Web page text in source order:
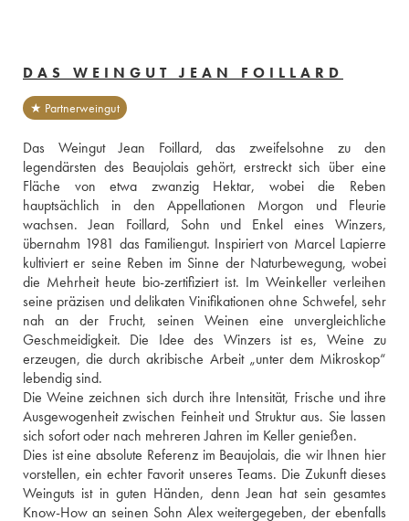
DAS WEINGUT JEAN FOILLARD
★ Partnerweingut
Das Weingut Jean Foillard, das zweifelsohne zu den
legendärsten des Beaujolais gehört, erstreckt sich über eine
Fläche von etwa zwanzig Hektar, wobei die Reben
hauptsächlich in den Appellationen Morgon und Fleurie
wachsen. Jean Foillard, Sohn und Enkel eines Winzers,
übernahm 1981 das Familiengut. Inspiriert von Marcel Lapierre
kultiviert er seine Reben im Sinne der Naturbewegung, wobei
die Mehrheit heute bio-zertifiziert ist. Im Weinkeller verleihen
seine präzisen und delikaten Vinifikationen ohne Schwefel, sehr
nah an der Frucht, seinen Weinen eine unvergleichliche
Geschmeidigkeit. Die Idee des Winzers ist es, Weine zu
erzeugen, die durch akribische Arbeit „unter dem Mikroskop“
lebendig sind.
Die Weine zeichnen sich durch ihre Intensität, Frische und ihre
Ausgewogenheit zwischen Feinheit und Struktur aus. Sie lassen
sich sofort oder nach mehreren Jahren im Keller genießen.
Dies ist eine absolute Referenz im Beaujolais, die wir Ihnen hier
vorstellen, ein echter Favorit unseres Teams. Die Zukunft dieses
Weinguts ist in guten Händen, denn Jean hat sein gesamtes
Know-How an seinen Sohn Alex weitergegeben, der ebenfalls